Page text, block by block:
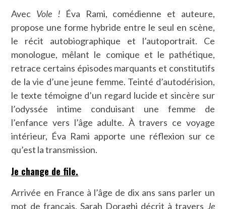
Avec Vole ! Éva Rami, comédienne et auteure,
propose une forme hybride entre le seul en scène,
le récit autobiographique et l’autoportrait. Ce
monologue, mêlant le comique et le pathétique,
retrace certains épisodes marquants et constitutifs
de la vie d’une jeune femme. Teinté d’autodérision,
le texte témoigne d’un regard lucide et sincère sur
l’odyssée intime conduisant une femme de
l’enfance vers l’âge adulte. À travers ce voyage
intérieur, Éva Rami apporte une réflexion sur ce
qu’est la transmission.
Je change de file.
Arrivée en France à l’âge de dix ans sans parler un
mot de français, Sarah Doraghi décrit à travers Je